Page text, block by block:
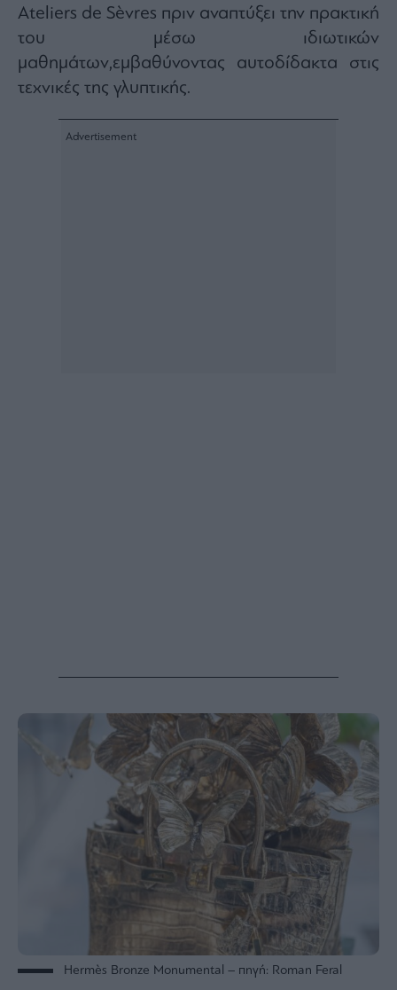
Ateliers de Sèvres πριν αναπτύξει την πρακτική
του μέσω ιδιωτικών
μαθημάτων,εμβαθύνοντας αυτοδίδακτα στις
τεχνικές της γλυπτικής.
Hermès Bronze Monumental – πηγή: Roman Feral